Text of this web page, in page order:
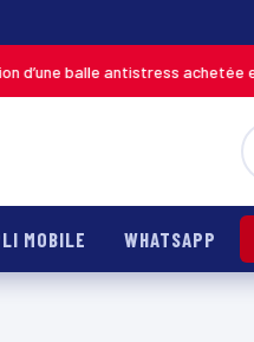
antistress achetée en magasin
MOBILE WHATSAPP